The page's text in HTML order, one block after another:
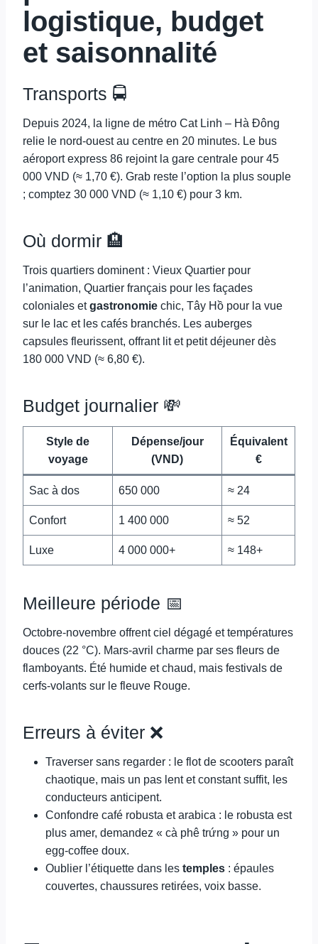
logistique, budget
et saisonnalité
Transports 🚍
Depuis 2024, la ligne de métro Cat Linh – Hà Đông
relie le nord-ouest au centre en 20 minutes. Le bus
aéroport express 86 rejoint la gare centrale pour 45
000 VND (≈ 1,70 €). Grab reste l’option la plus souple
; comptez 30 000 VND (≈ 1,10 €) pour 3 km.
Où dormir 🏨
Trois quartiers dominent : Vieux Quartier pour
l’animation, Quartier français pour les façades
coloniales etgastronomie chic, Tây Hồ pour la vue
sur le lac et les cafés branchés. Les auberges
capsules fleurissent, offrant lit et petit déjeuner dès
180 000 VND (≈ 6,80 €).
Budget journalier 💸
Style de
voyage
Dépense/jour
(VND)
Équivalent
€
Sac à dos 650 000 ≈ 24
Confort 1 400 000 ≈ 52
Luxe 4 000 000+ ≈ 148+
Meilleure période 📅
Octobre-novembre offrent ciel dégagé et températures
douces (22 °C). Mars-avril charme par ses fleurs de
flamboyants. Été humide et chaud, mais festivals de
cerfs-volants sur le fleuve Rouge.
Erreurs à éviter ❌
Traverser sans regarder : le flot de scooters paraît
chaotique, mais un pas lent et constant suffit, les
conducteurs anticipent.
Confondre café robusta et arabica : le robusta est
plus amer, demandez « cà phê trứng » pour un
egg-coffee doux.
Oublier l’étiquette dans les temples : épaules
couvertes, chaussures retirées, voix basse.